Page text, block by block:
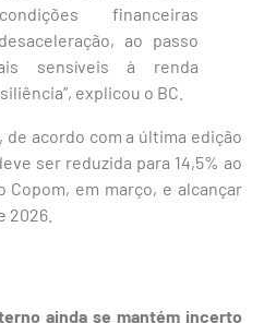
financeiras
ao passo
sensíveis à renda
explicou o BC.
acordo com a última edição
ser reduzida para 14,5% ao
Copom, em março, e alcançar
2026.
ainda se mantém incerto